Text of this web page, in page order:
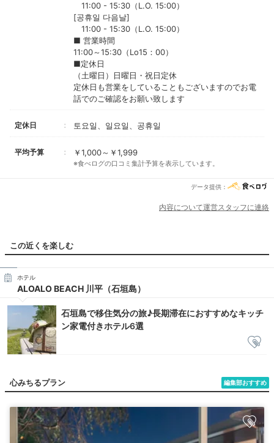
11:00 - 15:30（L.O. 15:00）
[공휴일 다음날]
11:00 - 15:30（L.O. 15:00）
■ 営業時間
11:00～15:30（Lo15：00）
■定休日
（土曜日）日曜日・祝日定休
定休日も営業をしていることもございますのでお電
話でのご確認をお願い致します
定休日 토요일、일요일、공휴일
平均予算 ￥1,000～￥1,999
※食べログの口コミ集計予算を表示しています。
データ提供：
内容について運営スタッフに連絡
この近くを楽しむ
ホテル
ALOALO BEACH 川平（石垣島）
石垣島で移住気分の旅♪長期滞在におすすめなキッチ
ン家電付きホテル6選
編集部おすすめ
心みちるプラン